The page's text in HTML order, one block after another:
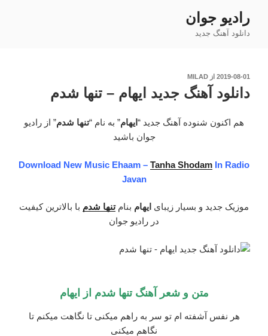
محتوا
رادیو جوان
دانلود آهنگ جدید
نوشته‌شده
2019-08-01 از MILAD
دانلود آهنگ جدید ایهام – تنها شدم
هم اکنون شنوده آهنگ جدید “ ایهام” به نام “تنها شدم” از رادیو
جوان باشید
Download New Music Ehaam – Tanha Shodam In Radio
Javan
موزیک جدید و بسیار زیبای ایهام بنامتنها شدم با بالاترین کیفیت
در رادیو جوان
متن و شعر آهنگ تنها شدم از ایهام
هر نفس آشفته ام تو سر به راهم میکنی تا نگاهت میکنم تا
نگاهم میکنی